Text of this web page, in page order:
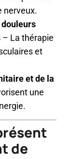
nerveux.
– La thérapie
et
et de la
une
de